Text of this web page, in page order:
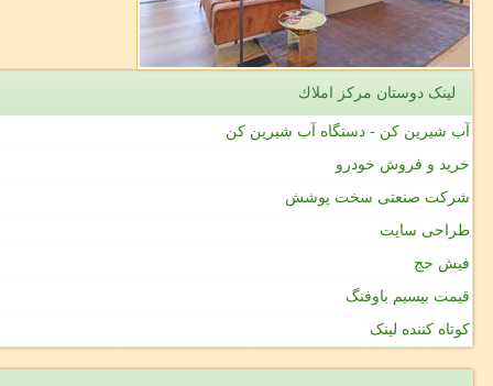
لینک دوستان مركز املاك
آب شیرین کن - دستگاه آب شیرین کن
خرید و فروش خودرو
شرکت صنعتی سخت پوشش
طراحی سایت
فیش حج
قیمت بیسیم باوفنگ
کوتاه کننده لینک